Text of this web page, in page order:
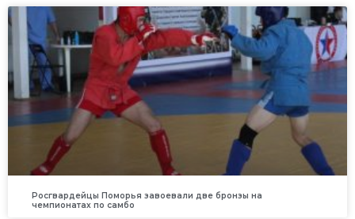
Росгвардейцы Поморья завоевали две бронзы на
чемпионатах по самбо